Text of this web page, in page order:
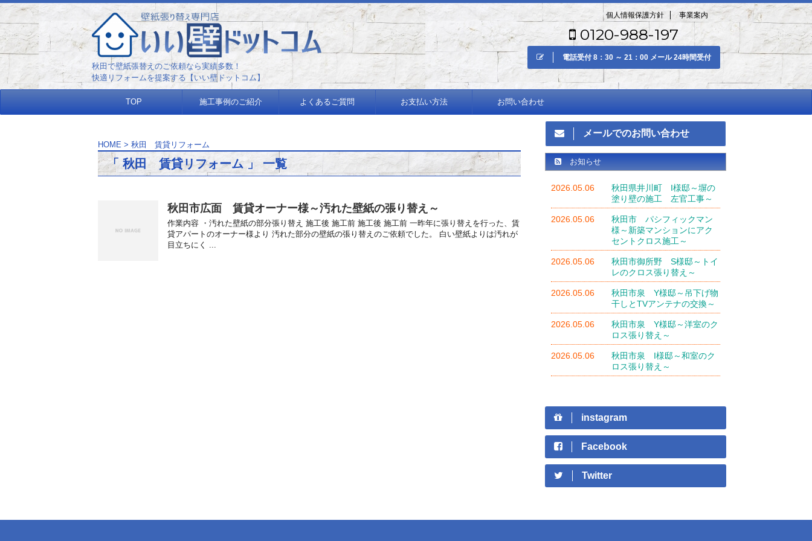
秋田で壁紙張替えのご依頼なら実績多数！
快適リフォームを提案する【いい壁ドットコム】
個人情報保護方針 事業案内
0120-988-197
電話受付 8：30 ～ 21：00 メール 24時間受付
TOP 施工事例のご紹介 よくあるご質問 お支払い方法 お問い合わせ
HOME > 秋田 賃貸リフォーム
「 秋田 賃貸リフォーム 」 一覧
秋田市広面 賃貸オーナー様～汚れた壁紙の張り替え～
作業内容 ・汚れた壁紙の部分張り替え 施工後 施工前 施工後 施工前 一昨年に張り替えを行った、賃
貸アパートのオーナー様より 汚れた部分の壁紙の張り替えのご依頼でした。 白い壁紙よりは汚れが
目立ちにく ...
メールでのお問い合わせ
お知らせ
2026.05.06
秋田県井川町 I様邸～塀の
塗り壁の施工 左官工事～
2026.05.06
秋田市 パシフィックマン
様～新築マンションにアク
セントクロス施工～
2026.05.06
秋田市御所野 S様邸～トイ
レのクロス張り替え～
2026.05.06
秋田市泉 Y様邸～吊下げ物
干しとTVアンテナの交換～
2026.05.06
秋田市泉 Y様邸～洋室のク
ロス張り替え～
2026.05.06
秋田市泉 I様邸～和室のク
ロス張り替え～
instagram
Facebook
Twitter